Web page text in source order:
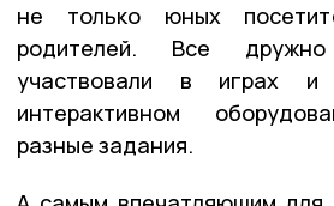
не только юных
родителей. Все
участвовали в играх и
интерактивном
разные задания.